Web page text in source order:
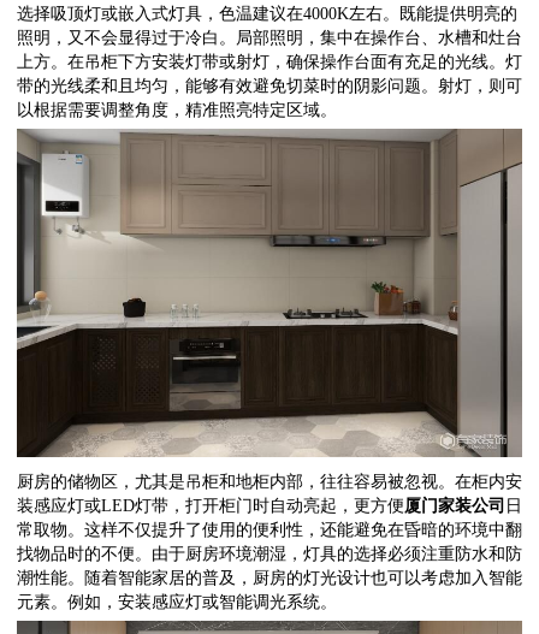
选择吸顶灯或嵌入式灯具，色温建议在4000K左右。既能提供明亮的
照明，又不会显得过于冷白。局部照明，集中在操作台、水槽和灶台
上方。在吊柜下方安装灯带或射灯，确保操作台面有充足的光线。灯
带的光线柔和且均匀，能够有效避免切菜时的阴影问题。射灯，则可
以根据需要调整角度，精准照亮特定区域。
厨房的储物区，尤其是吊柜和地柜内部，往往容易被忽视。在柜内安
装感应灯或LED灯带，打开柜门时自动亮起，更方便厦门家装公司 日
常取物。这样不仅提升了使用的便利性，还能避免在昏暗的环境中翻
找物品时的不便。由于厨房环境潮湿，灯具的选择必须注重防水和防
潮性能。随着智能家居的普及，厨房的灯光设计也可以考虑加入智能
元素。例如，安装感应灯或智能调光系统。